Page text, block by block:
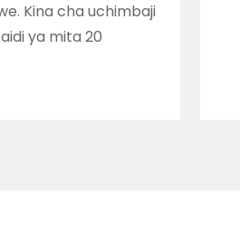
Kina cha uchimbaji
ya mita 20